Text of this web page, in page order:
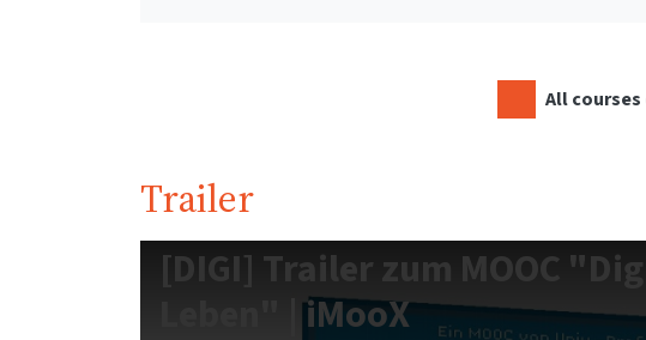
All
Trailer
[DIGI] Trailer zum MOOC
Leben" | iMooX